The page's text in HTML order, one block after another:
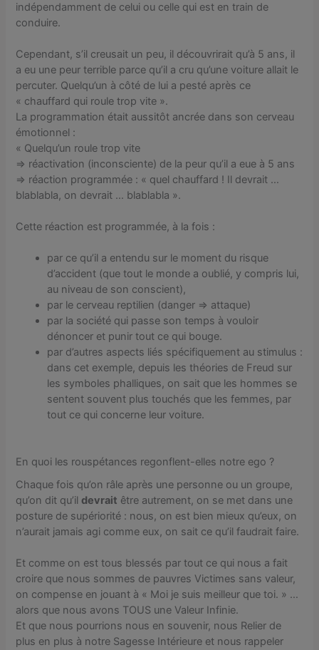
indépendamment de celui ou celle qui est en train de
conduire.
Cependant, s’il creusait un peu, il découvrirait qu’à 5 ans, il
a eu une peur terrible parce qu’il a cru qu’une voiture allait le
percuter. Quelqu’un à côté de lui a pesté après ce
« chauffard qui roule trop vite ».
La programmation était aussitôt ancrée dans son cerveau
émotionnel :
« Quelqu’un roule trop vite
=> réactivation (inconsciente) de la peur qu’il a eue à 5 ans
=> réaction programmée : « quel chauffard ! Il devrait …
blablabla, on devrait … blablabla ».
Cette réaction est programmée, à la fois :
par ce qu’il a entendu sur le moment du risque
d’accident (que tout le monde a oublié, y compris lui,
au niveau de son conscient),
par le cerveau reptilien (danger => attaque)
par la société qui passe son temps à vouloir
dénoncer et punir tout ce qui bouge.
par d’autres aspects liés spécifiquement au stimulus :
dans cet exemple, depuis les théories de Freud sur
les symboles phalliques, on sait que les hommes se
sentent souvent plus touchés que les femmes, par
tout ce qui concerne leur voiture.
En quoi les rouspétances regonflent-elles notre ego ?
Chaque fois qu’on râle après une personne ou un groupe,
qu’on dit qu’il devrait être autrement, on se met dans une
posture de supériorité : nous, on est bien mieux qu’eux, on
n’aurait jamais agi comme eux, on sait ce qu’il faudrait faire.
Et comme on est tous blessés par tout ce qui nous a fait
croire que nous sommes de pauvres Victimes sans valeur,
on compense en jouant à « Moi je suis meilleur que toi. » …
alors que nous avons TOUS une Valeur Infinie.
Et que nous pourrions nous en souvenir, nous Relier de
plus en plus à notre Sagesse Intérieure et nous rappeler